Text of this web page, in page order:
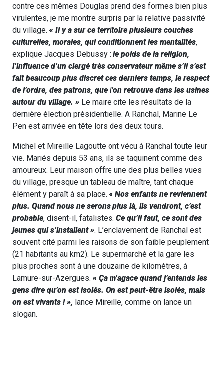
contre ces mêmes Douglas prend des formes bien plus
virulentes, je me montre surpris par la relative passivité
du village. « Il y a sur ce territoire plusieurs couches
culturelles, morales, qui conditionnent les mentalités,
explique Jacques Debussy : le poids de la religion,
l’influence d’un clergé très conservateur même s’il s’est
fait beaucoup plus discret ces derniers temps, le respect
de l’ordre, des patrons, que l’on retrouve dans les usines
autour du village. » Le maire cite les résultats de la
dernière élection présidentielle. A Ranchal, Marine Le
Pen est arrivée en tête lors des deux tours.
Michel et Mireille Lagoutte ont vécu à Ranchal toute leur
vie. Mariés depuis 53 ans, ils se taquinent comme des
amoureux. Leur maison offre une des plus belles vues
du village, presque un tableau de maître, tant chaque
élément y paraît à sa place. « Nos enfants ne reviennent
plus. Quand nous ne serons plus là, ils vendront, c’est
probable, disent-il, fatalistes. Ce qu’il faut, ce sont des
jeunes qui s’installent ». L’enclavement de Ranchal est
souvent cité parmi les raisons de son faible peuplement
(21 habitants au km2). Le supermarché et la gare les
plus proches sont à une douzaine de kilomètres, à
Lamure-sur-Azergues. « Ça m’agace quand j’entends les
gens dire qu’on est isolés. On est peut-être isolés, mais
on est vivants ! », lance Mireille, comme on lance un
slogan.